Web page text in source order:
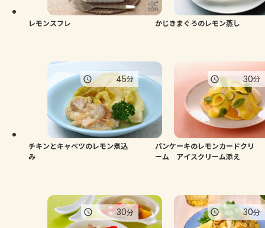
レモンスフレ かじきまぐろのレモン蒸し
チキンとキャベツのレモン煮込
み
45分
パンケーキのレモンカードクリ
ーム アイスクリーム添え
30分
30分 30分